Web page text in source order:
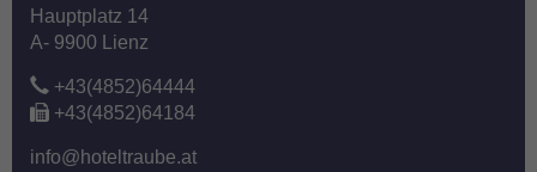
Hauptplatz 14
A- 9900 Lienz
+43(4852)64444
+43(4852)64184
info@hoteltraube.at